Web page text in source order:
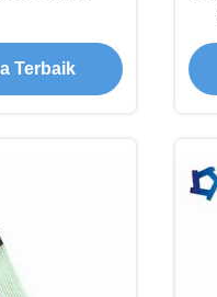
Terbaik